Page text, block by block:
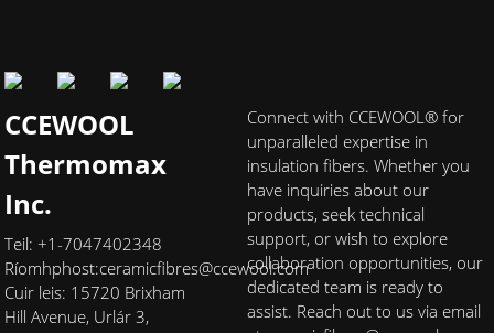
CCEWOOL
Thermomax
Inc.
Teil: +1-7047402348
Ríomhphost:ceramicfibres@ccewool.com
Cuir leis: 15720 Brixham
Hill Avenue, Urlár 3,
Connect with CCEWOOL® for
unparalleled expertise in
insulation fibers. Whether you
have inquiries about our
products, seek technical
support, or wish to explore
collaboration opportunities, our
dedicated team is ready to
assist. Reach out to us via email